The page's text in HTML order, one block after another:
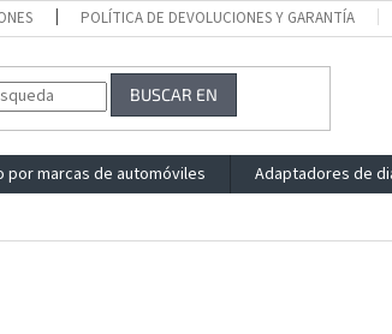
POLÍTICA DE DEVOLUCIONES Y GARANTÍA
BUSCAR EN
por marcas de automóviles Adaptadores de